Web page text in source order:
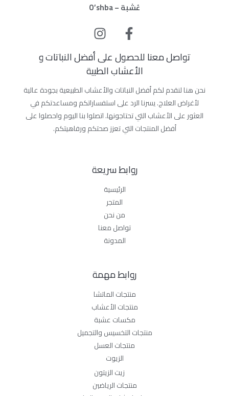
عُشبة – O’shba
تواصل معنا للحصول على أفضل النباتات و
الأعشاب الطبية
نحن هنا لنقدم لكم أفضل النباتات والأعشاب الطبيعية بجودة عالية
لأغراض العلاج. يسرنا الرد على استفساراتكم ومساعدتكم في
العثور على الأعشاب التي تحتاجونها. اتصلوا بنا اليوم واحصلوا على
أفضل المنتجات التي تعزز صحتكم ورفاهيتكم.
روابط سريعة
الرئيسية
المتجر
من نحن
تواصل معنا
المدونة
روابط مهمة
منتجات الماتشا
منتجات الأعشاب
مكسات عشبة
منتجات التخسيس والتجميل
منتجات العسل
الزيوت
زيت الزيتون
منتجات الرياضين